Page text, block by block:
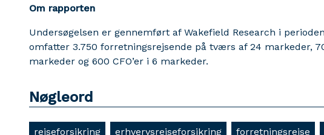
Om rapporten
Undersøgelsen er gennemført af Wakefield Research i
omfatter 3.750 forretningsrejsende på tværs af 24 markeder,
markeder og 600 CFO’er i 6 markeder.
Nøgleord
rejseforsikring erhvervsrejseforsikring forretningsrejse